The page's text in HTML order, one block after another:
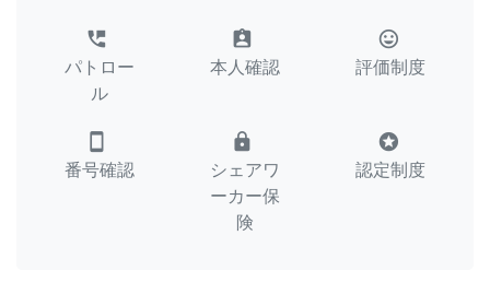
perm_phone_msg
パトロー
ル
assignment_ind
本人確認
tag_faces
評価制度
smartphone
番号確認
lock
シェアワ
ーカー保
険
stars
認定制度